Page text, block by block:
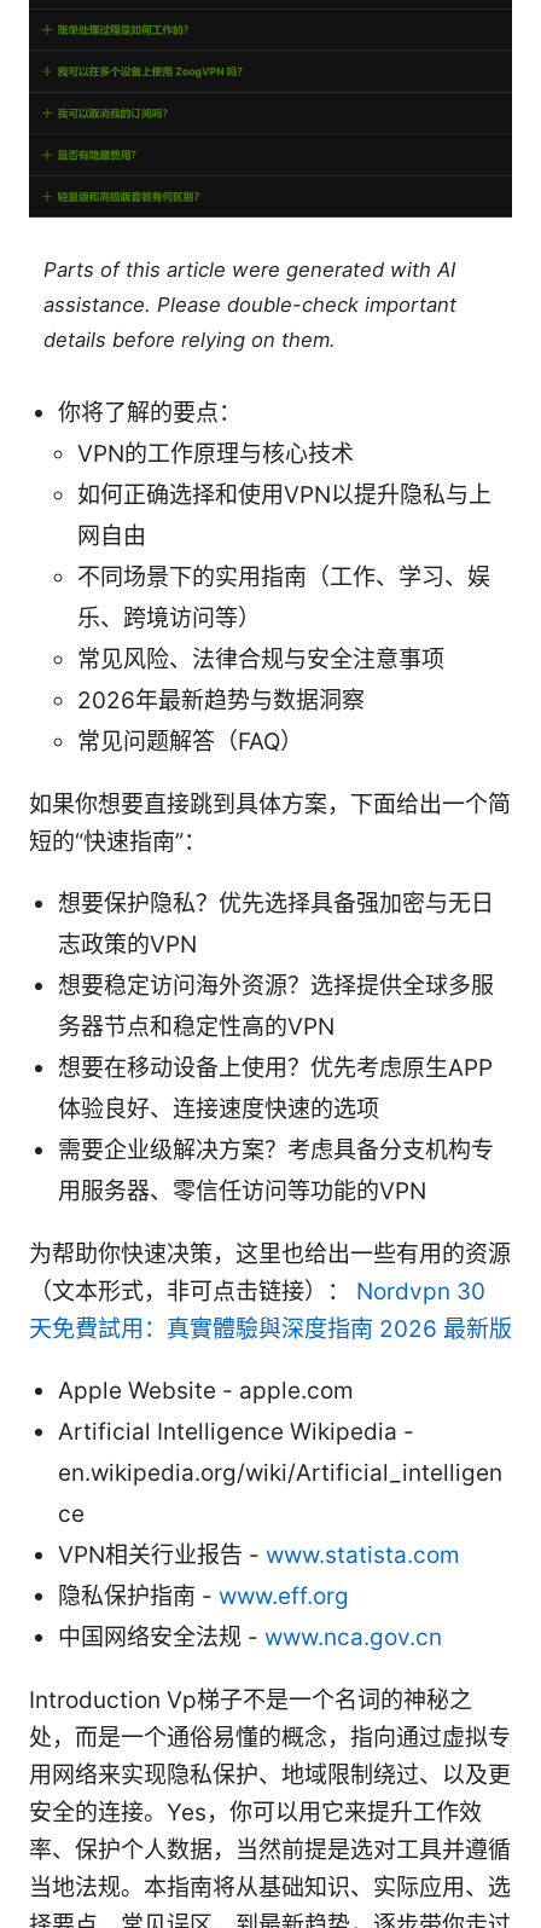
Parts of this article were generated with AI
assistance. Please double-check important
details before relying on them.
你将了解的要点：
VPN的工作原理与核心技术
如何正确选择和使用VPN以提升隐私与上
网自由
不同场景下的实用指南（工作、学习、娱
乐、跨境访问等）
常见风险、法律合规与安全注意事项
2026年最新趋势与数据洞察
常见问题解答（FAQ）
如果你想要直接跳到具体方案，下面给出一个简
短的“快速指南”：
想要保护隐私？优先选择具备强加密与无日
志政策的VPN
想要稳定访问海外资源？选择提供全球多服
务器节点和稳定性高的VPN
想要在移动设备上使用？优先考虑原生APP
体验良好、连接速度快速的选项
需要企业级解决方案？考虑具备分支机构专
用服务器、零信任访问等功能的VPN
为帮助你快速决策，这里也给出一些有用的资源
（文本形式，非可点击链接）： Nordvpn 30
天免費試用：真實體驗與深度指南 2026 最新版
Apple Website - apple.com
Artificial Intelligence Wikipedia -
en.wikipedia.org/wiki/Artificial_intelligen
ce
VPN相关行业报告 - www.statista.com
隐私保护指南 - www.eff.org
中国网络安全法规 - www.nca.gov.cn
Introduction Vp梯子不是一个名词的神秘之
处，而是一个通俗易懂的概念，指向通过虚拟专
用网络来实现隐私保护、地域限制绕过、以及更
安全的连接。Yes，你可以用它来提升工作效
率、保护个人数据，当然前提是选对工具并遵循
当地法规。本指南将从基础知识、实际应用、选